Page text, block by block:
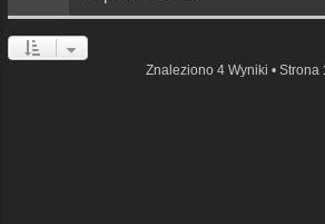
Znaleziono 4 Wyniki • Strona